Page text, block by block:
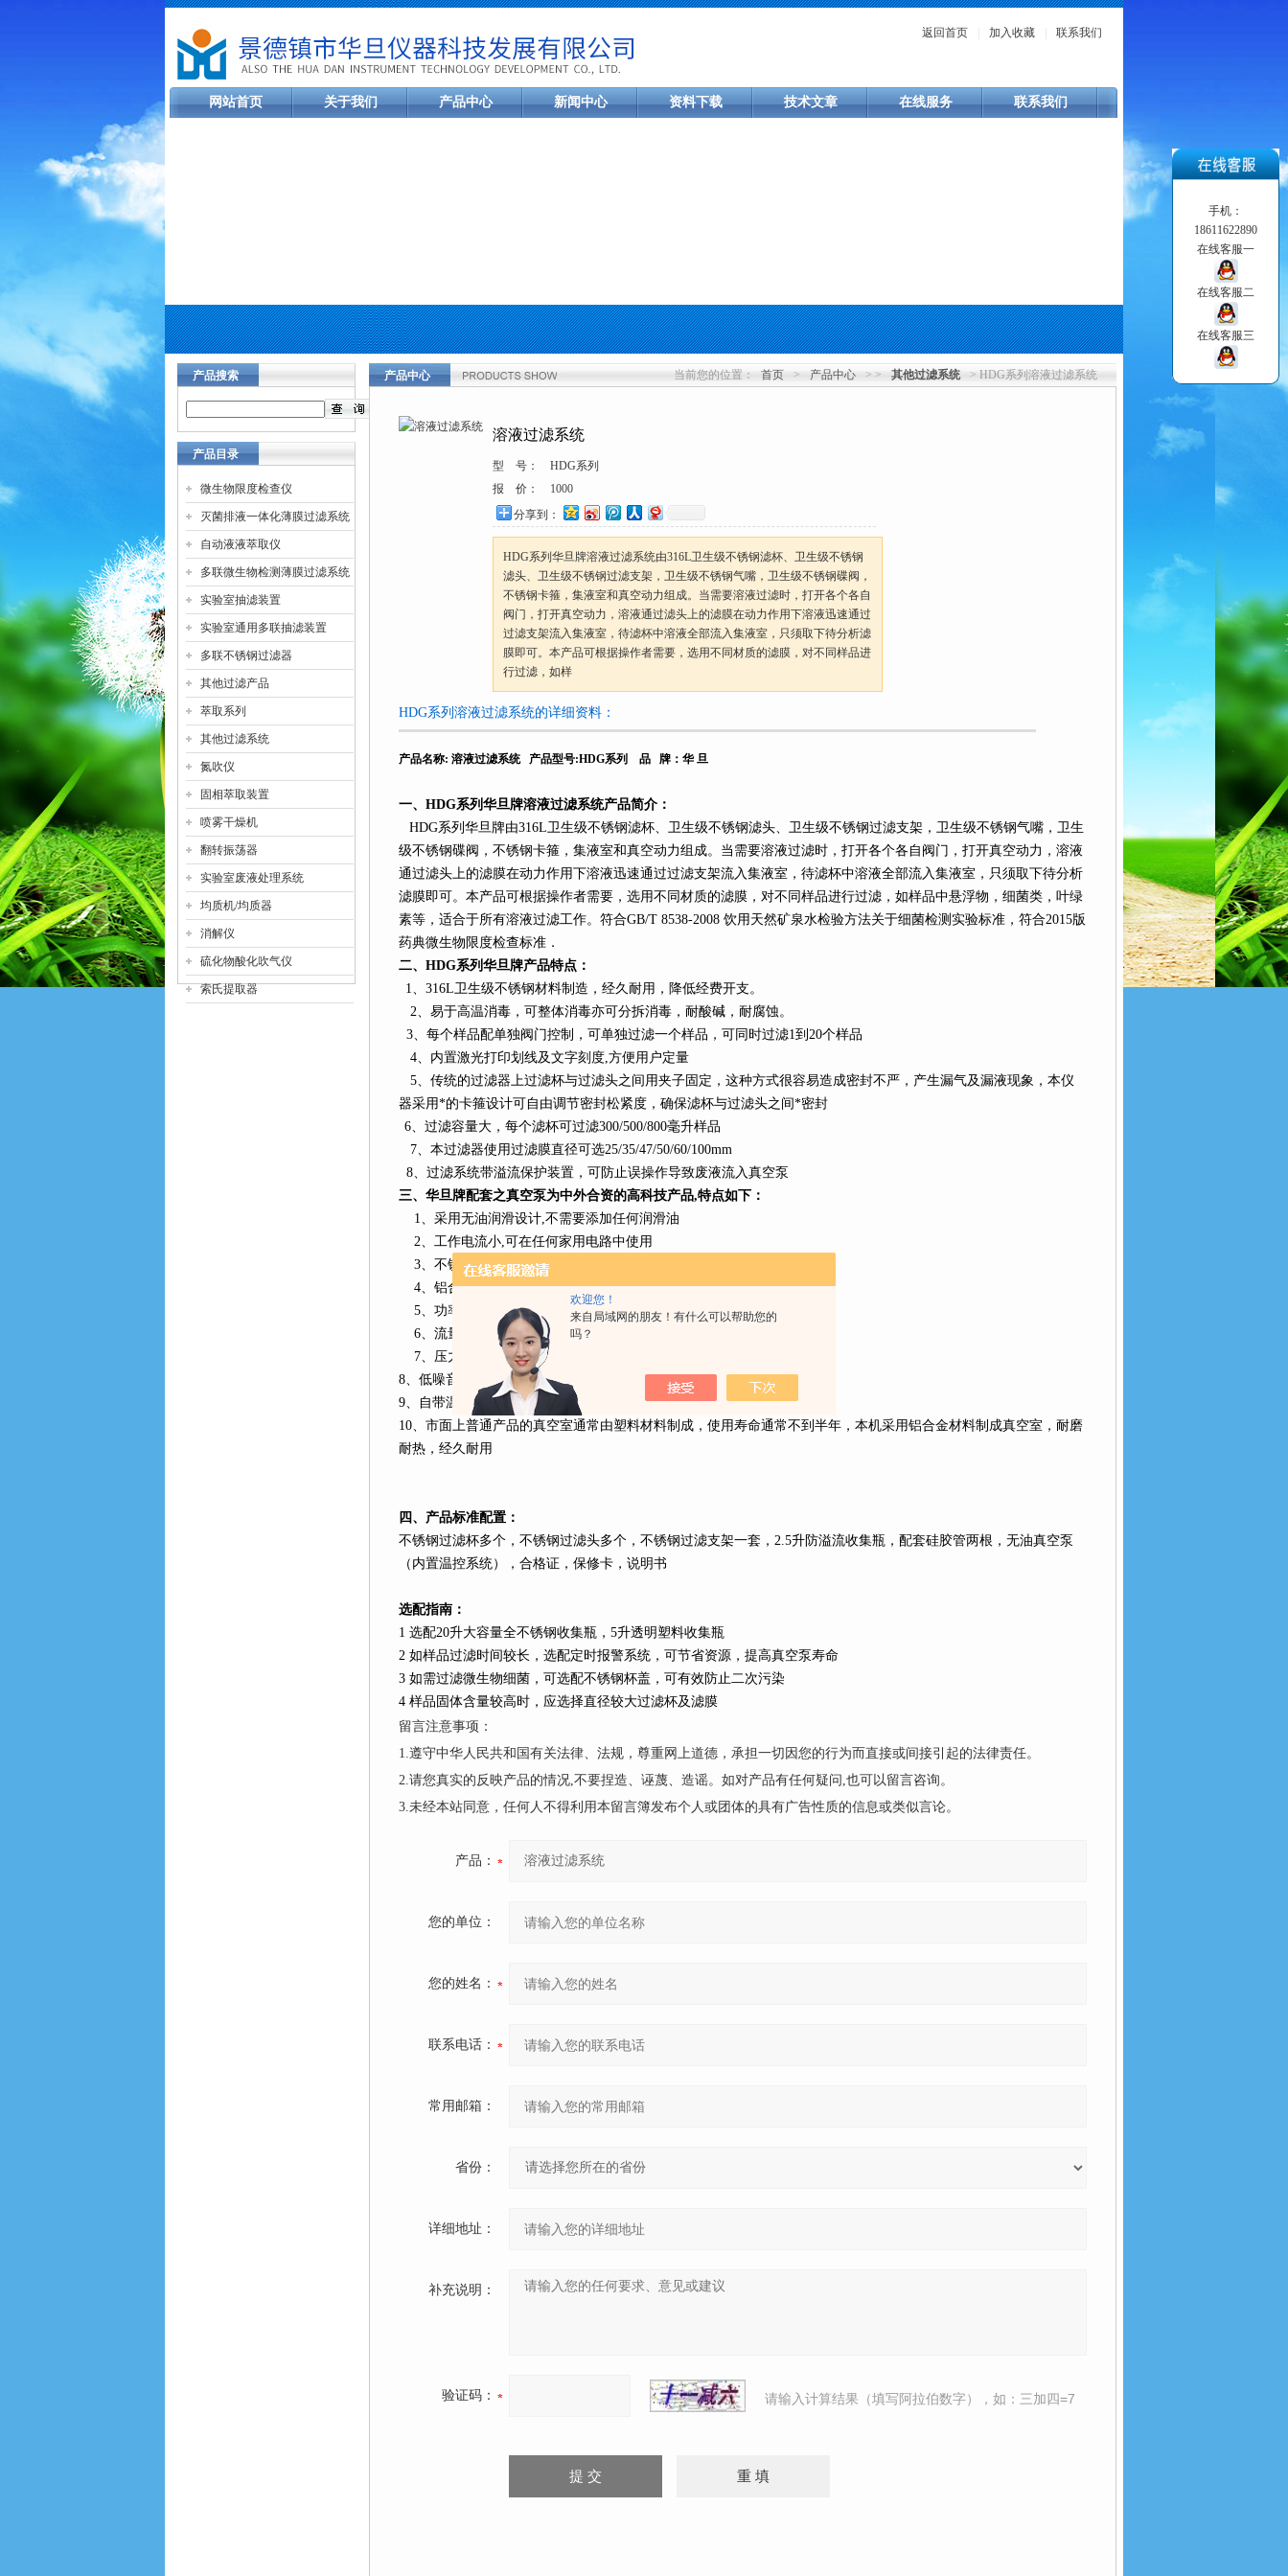
欢迎您！
来自局域网的朋友！有什么可以帮助您的
吗？
返回首页 加入收藏 联系我们
网站首页 关于我们 产品中心 新闻中心 资料下载 技术文章 在线服务 联系我们
产品搜索
产品目录
微生物限度检查仪
灭菌排液一体化薄膜过滤系统
自动液液萃取仪
多联微生物检测薄膜过滤系统
实验室抽滤装置
实验室通用多联抽滤装置
多联不锈钢过滤器
其他过滤产品
萃取系列
其他过滤系统
氮吹仪
固相萃取装置
喷雾干燥机
翻转振荡器
实验室废液处理系统
均质机/均质器
消解仪
硫化物酸化吹气仪
索氏提取器
产品中心 当前您的位置： 首页 > 产品中心 > > 其他过滤系统 > HDG系列溶液过滤系统
溶液过滤系统
型 号：
HDG系列
报 价：
1000
分享到：
HDG系列华旦牌溶液过滤系统由316L卫生级不锈钢滤杯、卫生级不锈钢
滤头、卫生级不锈钢过滤支架，卫生级不锈钢气嘴，卫生级不锈钢碟阀，
不锈钢卡箍，集液室和真空动力组成。当需要溶液过滤时，打开各个各自
阀门，打开真空动力，溶液通过滤头上的滤膜在动力作用下溶液迅速通过
过滤支架流入集液室，待滤杯中溶液全部流入集液室，只须取下待分析滤
膜即可。本产品可根据操作者需要，选用不同材质的滤膜，对不同样品进
行过滤，如样
HDG系列溶液过滤系统的详细资料：
产品名称: 溶液过滤系统 产品型号:HDG系列 品 牌：华 旦
一、 HDG系列 华旦牌溶液过滤系统产品简介：
HDG系列 华旦牌由316L卫生级不锈钢滤杯、卫生级不锈钢滤头、卫生级不锈钢过滤支架，卫生级不锈钢气嘴，卫生
级不锈钢碟阀，不锈钢卡箍，集液室和真空动力组成。当需要溶液过滤时，打开各个各自阀门，打开真空动力，溶液
通过滤头上的滤膜在动力作用下溶液迅速通过过滤支架流入集液室，待滤杯中溶液全部流入集液室，只须取下待分析
滤膜即可。本产品可根据操作者需要，选用不同材质的滤膜，对不同样品进行过滤，如样品中悬浮物，细菌类，叶绿
素等，适合于所有溶液过滤工作。符合GB/T 8538-2008 饮用天然矿泉水检验方法关于细菌检测实验标准，符合2015版
药典微生物限度检查标准．
二、 HDG系列 华旦牌产品特点：
1、 316L卫生级不锈钢材料制造，经久耐用，降低经费开支。
2、易于高温消毒，可整体消毒亦可分拆消毒，耐酸碱，耐腐蚀。
3、每个样品配单独阀门控制，可单独过滤一个样品，可同时过滤1到20个样品
4、内置激光打印划线及文字刻度,方便用户定量
5、传统的过滤器上过滤杯与过滤头之间用夹子固定，这种方式很容易造成密封不严，产生漏气及漏液现象，本仪
器采用*的卡箍设计可自由调节密封松紧度，确保滤杯与过滤头之间*密封
6、过滤容量大，每个滤杯可过滤300/500/800毫升样品
7、本过滤器使用过滤膜直径可选25/35/47/50/60/100mm
8、过滤系统带溢流保护装置，可防止误操作导致废液流入真空泵
三、华旦牌配套之真空泵为中外合资的高科技产品,特点如下：
1、采用无油润滑设计,不需要添加任何润滑油
2、工作电流小,可在任何家用电路中使用
3、不锈钢材料制作阀片
4、铝合金外壳,散热迅速
5、功率 80W ,220v供电
6、流量
/MIN
7、压力
-0.09MPA(680mmhg)
8、低噪音工作，工作噪音小于
9、自带温控装置，当温度过高时自动停机，待仪器自然冷却后自动重启
10、市面上普通产品的真空室通常由塑料材料制成，使用寿命通常不到半年，本机采用铝合金材料制成真空室，耐磨
耐热，经久耐用
四、产品标准配置：
不锈钢过滤杯多个，不锈钢过滤头多个，不锈钢过滤支架一套， 2.5升防溢流收集瓶，配套硅胶管两根，无油真空泵
（内置温控系统），合格证，保修卡，说明书
选配指南：
1 选配20升大容量全不锈钢收集瓶， 5升透明塑料收集瓶
2 如样品过滤时间较长，选配定时报警系统，可节省资源，提高真空泵寿命
3 如需过滤微生物细菌，可选配不锈钢杯盖，可有效防止二次污染
4 样品固体含量较高时，应选择直径较大过滤杯及滤膜
留言注意事项：
1.遵守中华人民共和国有关法律、法规，尊重网上道德，承担一切因您的行为而直接或间接引起的法律责任。
2.请您真实的反映产品的情况,不要捏造、诬蔑、造谣。如对产品有任何疑问,也可以留言咨询。
3.未经本站同意，任何人不得利用本留言簿发布个人或团体的具有广告性质的信息或类似言论。
产品：
您的单位：
您的姓名：
联系电话：
常用邮箱：
省份：
详细地址：
补充说明：
验证码： 请输入计算结果（填写阿拉伯数字），如：三加四=7
手机：
18611622890
在线客服一
在线客服二
在线客服三